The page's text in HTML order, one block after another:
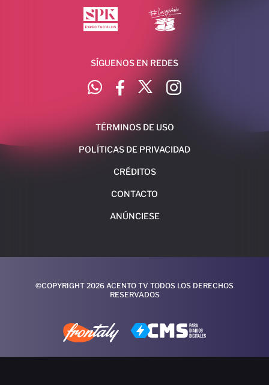
SÍGUENOS EN REDES
TÉRMINOS DE USO
POLÍTICAS DE PRIVACIDAD
CRÉDITOS
CONTACTO
ANÚNCIESE
©COPYRIGHT 2026 ACENTO TV TODOS LOS DERECHOS
RESERVADOS